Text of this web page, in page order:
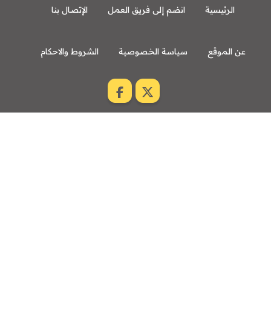
الرئيسية انضم إلى فريق العمل الإتصال بنا
عن الموقع سياسة الخصوصية الشروط والاحكام